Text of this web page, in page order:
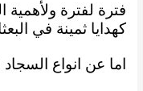
فترة لفترة
كهدايا ثمينة في
اما عن انواع